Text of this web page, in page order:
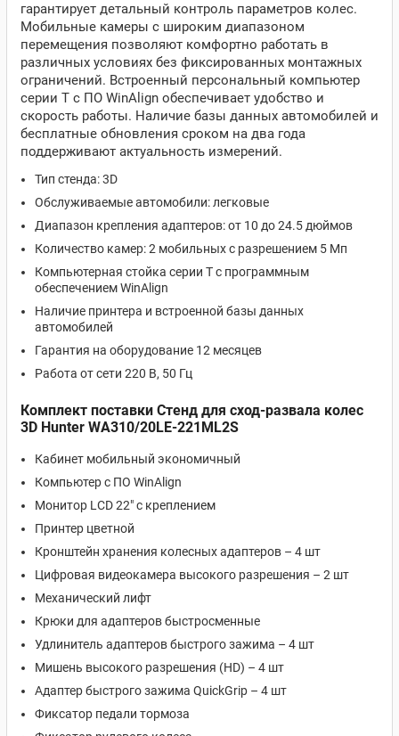
гарантирует детальный контроль параметров колес.
Мобильные камеры с широким диапазоном
перемещения позволяют комфортно работать в
различных условиях без фиксированных монтажных
ограничений. Встроенный персональный компьютер
серии T с ПО WinAlign обеспечивает удобство и
скорость работы. Наличие базы данных автомобилей и
бесплатные обновления сроком на два года
поддерживают актуальность измерений.
Тип стенда: 3D
Обслуживаемые автомобили: легковые
Диапазон крепления адаптеров: от 10 до 24.5 дюймов
Количество камер: 2 мобильных с разрешением 5 Мп
Компьютерная стойка серии T с программным
обеспечением WinAlign
Наличие принтера и встроенной базы данных
автомобилей
Гарантия на оборудование 12 месяцев
Работа от сети 220 В, 50 Гц
Комплект поставки Стенд для сход-развала колес
3D Hunter WA310/20LE-221ML2S
Кабинет мобильный экономичный
Компьютер с ПО WinAlign
Монитор LCD 22" с креплением
Принтер цветной
Кронштейн хранения колесных адаптеров – 4 шт
Цифровая видеокамера высокого разрешения – 2 шт
Механический лифт
Крюки для адаптеров быстросменные
Удлинитель адаптеров быстрого зажима – 4 шт
Мишень высокого разрешения (HD) – 4 шт
Адаптер быстрого зажима QuickGrip – 4 шт
Фиксатор педали тормоза